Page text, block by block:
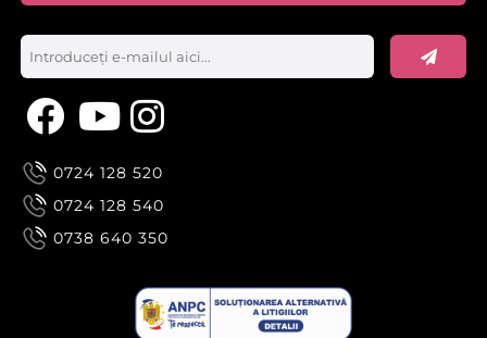
0724 128 520
0724 128 540
0738 640 350